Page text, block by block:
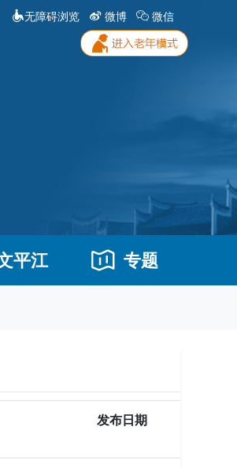
无障碍浏览 微博 微信
平江 专题
发布日期